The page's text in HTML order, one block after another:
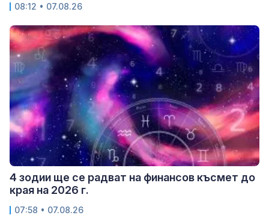
08:12 • 07.08.26
4 зодии ще се радват на финансов късмет до
края на 2026 г.
07:58 • 07.08.26